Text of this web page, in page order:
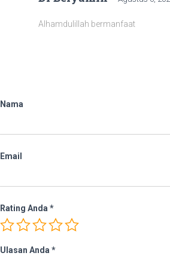
Alhamdulillah bermanfaat
Nama
Email
Rating Anda *
Ulasan Anda *